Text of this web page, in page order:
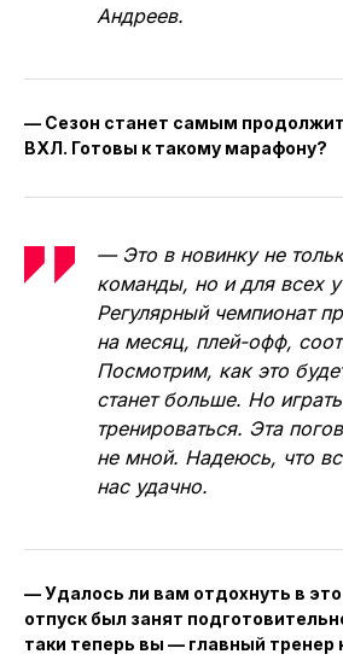
Андреев.
— Сезон станет самым
ВХЛ. Готовы к такому марафону?
— Это в новинку не
команды, но и для всех
Регулярный чемпионат
на месяц, плей-офф,
Посмотрим, как это
станет больше. Но
тренироваться. Эта
не мной. Надеюсь, что
нас удачно.
— Удалось ли вам отдохнуть в
отпуск был занят
таки теперь вы — главный